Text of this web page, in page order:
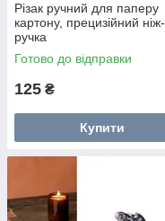
Різак ручний для паперу
картону, прецизійний ніж-
ручка
Готово до відправки
125 ₴
Купити